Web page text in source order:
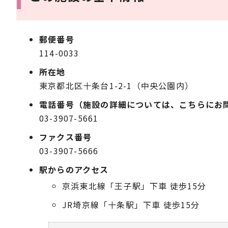
郵便番号
114-0033
所在地
東京都北区十条台1-2-1（中央公園内）
電話番号（施設の詳細については、こちらにお
03-3907-5661
ファクス番号
03-3907-5666
駅からのアクセス
京浜東北線「王子駅」下車 徒歩15分
JR埼京線「十条駅」下車 徒歩15分